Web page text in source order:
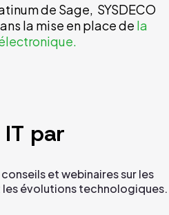
de Sage, SYSDECO
la mise en place de la
et webinaires sur les
les évolutions technologiques.
par